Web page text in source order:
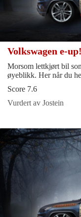
Volkswagen e-
Morsom lettkjørt bil
øyeblikk. Her når du
Score 7.6
Vurdert av Jostein